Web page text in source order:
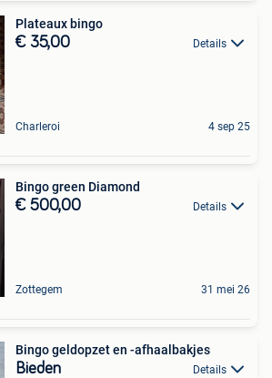
Plateaux bingo
€ 35,00 Details
Charleroi 4 sep 25
Bingo green Diamond
€ 500,00 Details
Zottegem 31 mei 26
Bingo geldopzet en -afhaalbakjes
Bieden Details